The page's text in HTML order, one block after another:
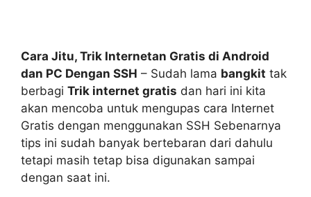
Cara Jitu, Trik Internetan Gratis di Android
dan PC Dengan SSH – Sudah lama bangkit tak
berbagi Trik internet gratis dan hari ini kita
akan mencoba untuk mengupas cara Internet
Gratis dengan menggunakan SSH Sebenarnya
tips ini sudah banyak bertebaran dari dahulu
tetapi masih tetap bisa digunakan sampai
dengan saat ini.